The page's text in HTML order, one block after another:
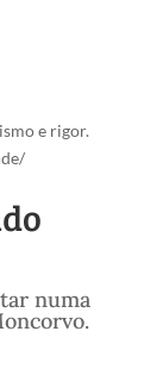
e rigor.
numa